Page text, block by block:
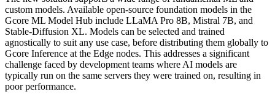
custom models. Available open-source foundation models in the
Gcore ML Model Hub include LLaMA Pro 8B, Mistral 7B, and
Stable-Diffusion XL. Models can be selected and trained
agnostically to suit any use case, before distributing them globally to
Gcore Inference at the Edge nodes. This addresses a significant
challenge faced by development teams where AI models are
typically run on the same servers they were trained on, resulting in
poor performance.